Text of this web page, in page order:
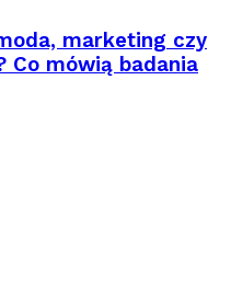
marketing czy
Co mówią badania